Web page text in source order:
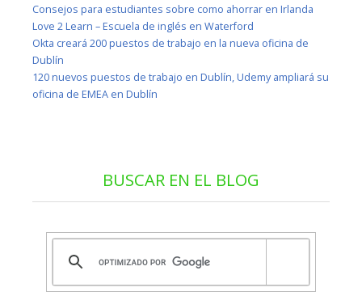
Consejos para estudiantes sobre como ahorrar en Irlanda
Love 2 Learn – Escuela de inglés en Waterford
Okta creará 200 puestos de trabajo en la nueva oficina de
Dublín
120 nuevos puestos de trabajo en Dublín, Udemy ampliará su
oficina de EMEA en Dublín
BUSCAR EN EL BLOG